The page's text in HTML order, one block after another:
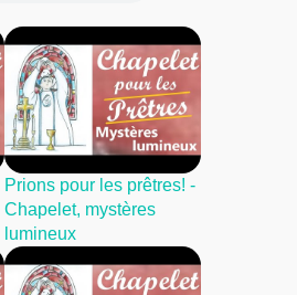
Prions pour les prêtres! -
Chapelet, mystères
lumineux